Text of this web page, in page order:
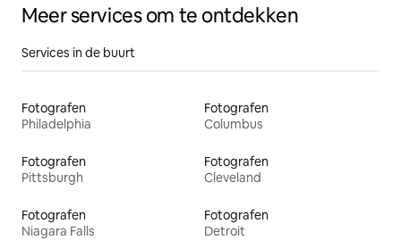
Meer services om te ontdekken
Services in de buurt
Fotografen
Philadelphia
Fotografen
Columbus
Fotografen
Pittsburgh
Fotografen
Cleveland
Fotografen
Niagara Falls
Fotografen
Detroit